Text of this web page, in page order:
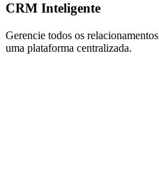
CRM Inteligente
Gerencie todos os
uma plataforma centralizada.